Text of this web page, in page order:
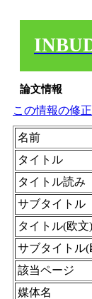
論文情報
この情報の修
名前
タイトル
タイトル読み
サブタイトル
タイトル(欧文)
サブタイトル(
該当ページ
媒体名